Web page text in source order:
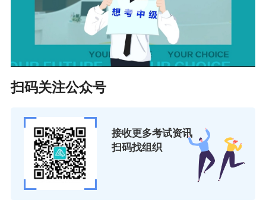
扫码关注公众号
接收更多考试资讯
扫码找组织